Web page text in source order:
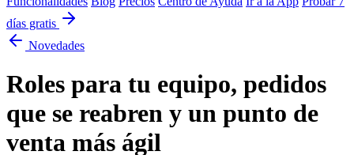
días gratis
Novedades
Roles para tu equipo, pedidos
que se reabren y un punto de
venta más ágil